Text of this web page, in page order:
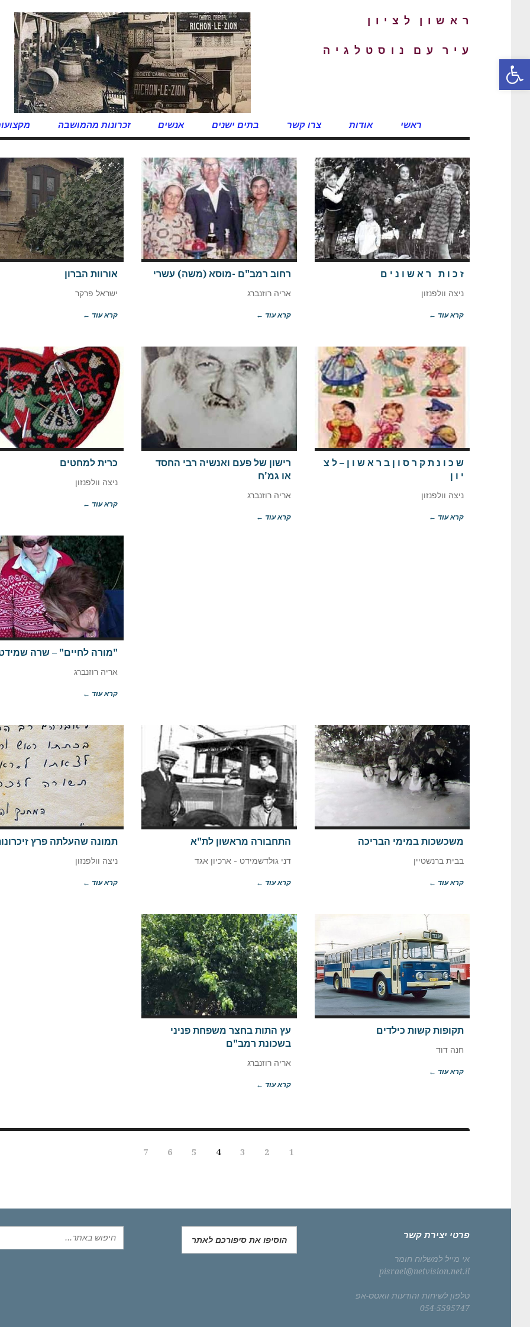
ר א ש ו ן ל צ י ו ן
ע י ר ע ם נ ו ס ט ל ג י ה
ראשי אודות צרו קשר בתים ישנים אנשים זכרונות מהמושבה
ז כ ו ת ר א ש ו נ י ם
ניצה וולפנזון
קרא עוד ←
רחוב רמב"ם -מוסא (משה) עשרי
אריה רוזנברג
קרא עוד ←
אורוות הברון
ישראל פרקר
קרא עוד ←
ש כ ו נ ת ק ר ס ו ן ב ר א ש ו ן – ל צ
י ו ן
ניצה וולפנזון
קרא עוד ←
רישון של פעם ואנשיה רבי החסד
או גמ'ח
אריה רוזנברג
קרא עוד ←
כרית למחטים
ניצה וולפנזון
קרא עוד ←
"מורה לחיים" – שרה
אריה רוזנברג
קרא עוד ←
משכשכות במימי הבריכה
בבית ברנשטיין
קרא עוד ←
התחבורה מראשון לת"א
דני גולדשמידט - ארכיון אגד
קרא עוד ←
תמונה שהעלתה פרץ
ניצה וולפנזון
קרא עוד ←
תקופות קשות כילדים
חנה דוד
קרא עוד ←
עץ התות בחצר משפחת פניני
בשכונת רמב"ם
אריה רוזנברג
קרא עוד ←
1
2
3
4
5
6
7
פרטי יצירת קשר
אי מייל למשלוח חומר
pisrael@netvision.net.il
טלפון לשיחות והודעות וואטס-אפ
054-5595747
הוסיפו את סיפורכם לאתר
פתח סרגל נגישות